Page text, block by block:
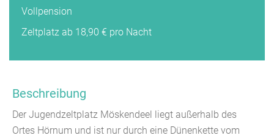
Vollpension
Zeltplatz ab 18,90 € pro Nacht
Beschreibung
Der Jugendzeltplatz Möskendeel liegt außerhalb des
Ortes Hörnum und ist nur durch eine Dünenkette vom